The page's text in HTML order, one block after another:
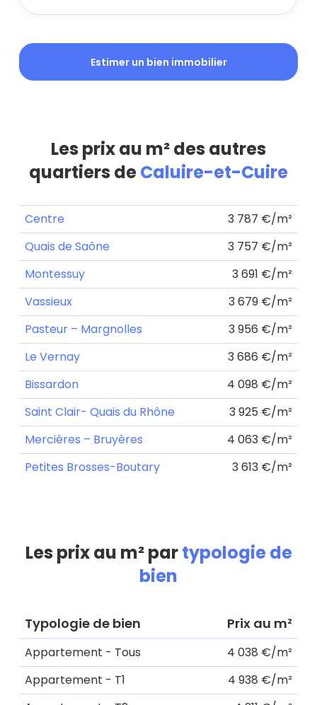
Estimer un bien immobilier
Les prix au m² des autres
quartiers deCaluire-et-Cuire
Centre
3 787 €/m²
Quais de Saône
3 757 €/m²
Montessuy
3 691 €/m²
Vassieux
3 679 €/m²
Pasteur – Margnolles
3 956 €/m²
Le Vernay
3 686 €/m²
Bissardon
4 098 €/m²
Saint Clair- Quais du Rhône
3 925 €/m²
Mercières – Bruyères
4 063 €/m²
Petites Brosses-Boutary
3 613 €/m²
Les prix au m² partypologie de
bien
Typologie de bien Prix au m²
Appartement - Tous
4 038 €/m²
Appartement - T1
4 938 €/m²